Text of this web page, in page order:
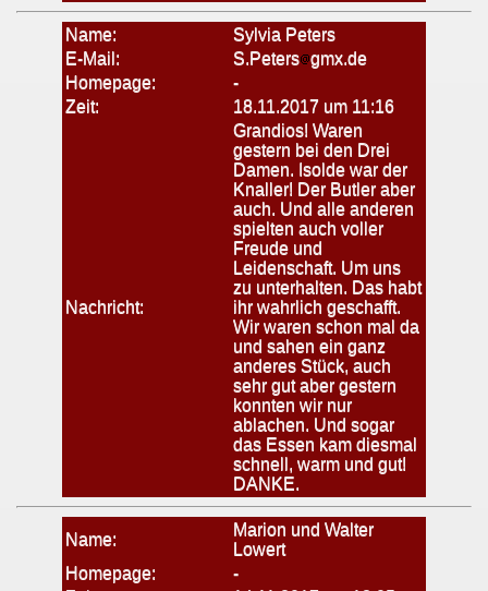
Name:
Sylvia Peters
E-Mail:
S.Peters gmx.de
Homepage:
-
Zeit:
18.11.2017 um 11:16
Nachricht:
Grandios! Waren
gestern bei den Drei
Damen. Isolde war der
Knaller! Der Butler aber
auch. Und alle anderen
spielten auch voller
Freude und
Leidenschaft. Um uns
zu unterhalten. Das habt
ihr wahrlich geschafft.
Wir waren schon mal da
und sahen ein ganz
anderes Stück, auch
sehr gut aber gestern
konnten wir nur
ablachen. Und sogar
das Essen kam diesmal
schnell, warm und gut!
DANKE.
Name:
Marion und Walter
Lowert
Homepage:
-